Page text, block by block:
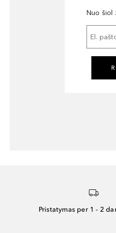
Nuo šiol
El.
Pristatymas per 1 - 2